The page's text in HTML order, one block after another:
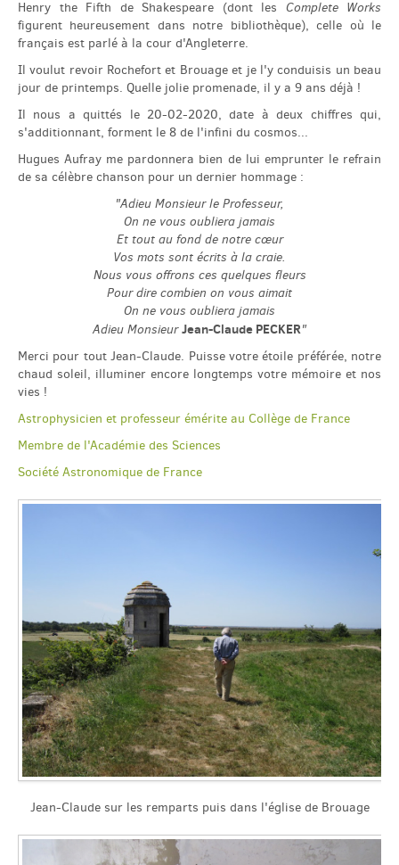
Henry the Fifth de Shakespeare (dont les Complete Works
figurent heureusement dans notre bibliothèque), celle où le
français est parlé à la cour d'Angleterre.
Il voulut revoir Rochefort et Brouage et je l'y conduisis un beau
jour de printemps. Quelle jolie promenade, il y a 9 ans déjà !
Il nous a quittés le 20-02-2020, date à deux chiffres qui,
s'additionnant, forment le 8 de l'infini du cosmos...
Hugues Aufray me pardonnera bien de lui emprunter le refrain
de sa célèbre chanson pour un dernier hommage :
"Adieu Monsieur le Professeur,
On ne vous oubliera jamais
Et tout au fond de notre cœur
Vos mots sont écrits à la craie.
Nous vous offrons ces quelques fleurs
Pour dire combien on vous aimait
On ne vous oubliera jamais
Adieu MonsieurJean-Claude PECKER"
Merci pour tout Jean-Claude. Puisse votre étoile préférée, notre
chaud soleil, illuminer encore longtemps votre mémoire et nos
vies !
Astrophysicien et professeur émérite au Collège de France
Membre de l'Académie des Sciences
Société Astronomique de France
Jean-Claude sur les remparts puis dans l'église de Brouage